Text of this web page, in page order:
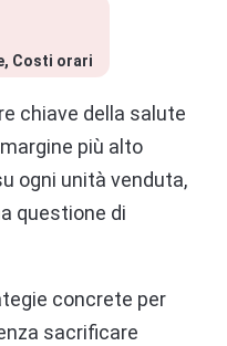
Costi orari
chiave della salute
più alto
ogni unità venduta,
questione di
concrete per
sacrificare